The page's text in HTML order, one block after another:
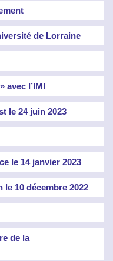
de Lorraine
avec l’IMI
le 24 juin 2023
le 14 janvier 2023
10 décembre 2022
de la